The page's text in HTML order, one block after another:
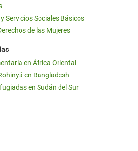
Servicios Sociales Básicos
de las Mujeres
en África Oriental
en Bangladesh
en Sudán del Sur